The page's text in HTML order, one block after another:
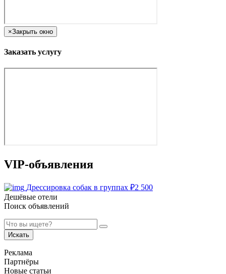
×Закрыть окно
Заказать услугу
VIP-объявления
Дрессировка собак в группах ₽2 500
Дешёвые отели
Поиск объявлений
Искать
Реклама
Партнёры
Новые статьи